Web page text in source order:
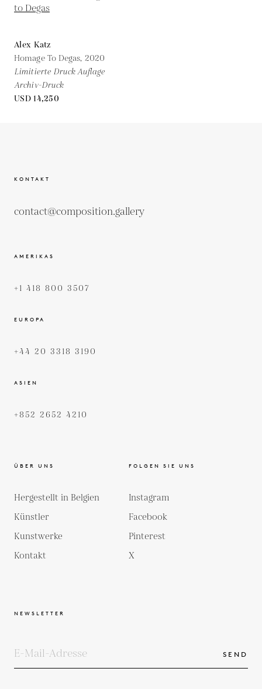
Alex Katz
Homage To Degas, 2020
Limitierte Druck Auflage
Archiv-Druck
USD 14,250
KONTAKT
contact@composition.gallery
AMERIKAS
+1 418 800 3507
EUROPA
+44 20 3318 3190
ASIEN
+852 2652 4210
ÜBER UNS
Hergestellt in Belgien
Künstler
Kunstwerke
Kontakt
FOLGEN SIE UNS
Instagram
Facebook
Pinterest
X
NEWSLETTER
SEND